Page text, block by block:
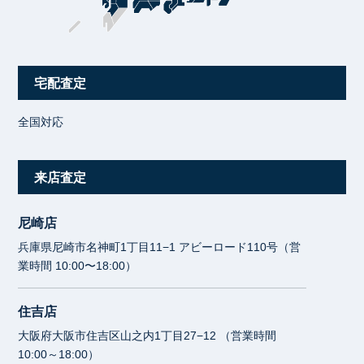
宅配査定
全国対応
来店査定
尼崎店
兵庫県尼崎市名神町1丁目11−1 アビーロード110号（営
業時間 10:00〜18:00）
住吉店
大阪府大阪市住吉区山之内1丁目27−12 （営業時間
10:00～18:00）